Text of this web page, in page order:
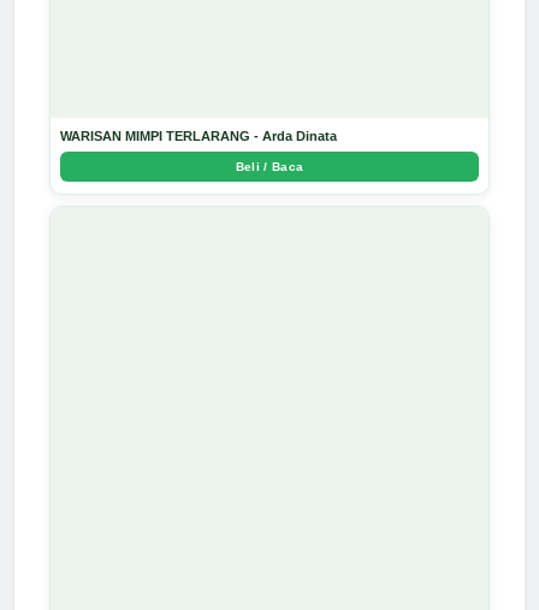
WARISAN MIMPI TERLARANG - Arda Dinata
Beli / Baca